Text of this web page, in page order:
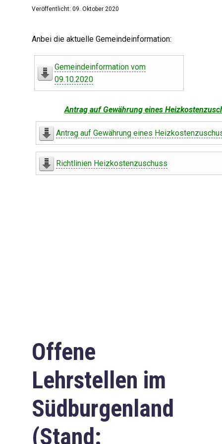
Veröffentlicht: 09. Oktober 2020
Anbei die aktuelle Gemeindeinformation:
Gemeindeinformation vom
09.10.2020
Antrag auf Gewährung eines
Antrag auf Gewährung eines
Richtlinien Heizkostenzuschuss
Offene
Lehrstellen im
Südburgenland
(Stand: